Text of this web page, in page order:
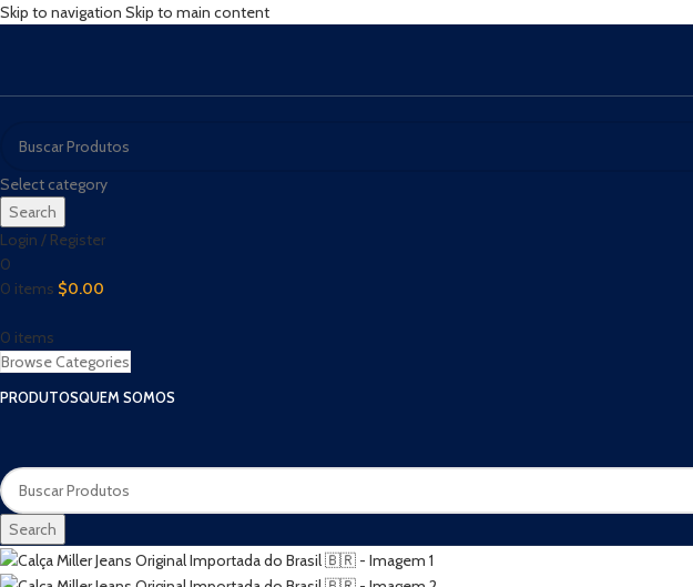
Skip to navigation Skip to main content
Select category
Search
Login / Register
0
0 items $0.00
0 items
Browse Categories
PRODUTOSQUEM SOMOS
Search